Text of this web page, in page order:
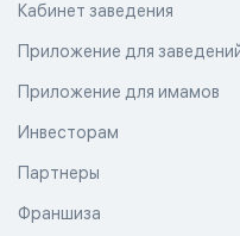
Кабинет заведения
Приложение для
Приложение для имамов
Инвесторам
Партнеры
Франшиза